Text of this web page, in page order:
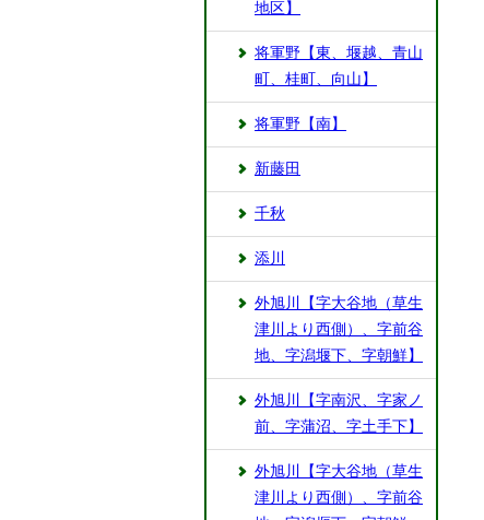
地区】
将軍野【東、堰越、青山
町、桂町、向山】
将軍野【南】
新藤田
千秋
添川
外旭川【字大谷地（草生
津川より西側）、字前谷
地、字潟堰下、字朝鮮】
外旭川【字南沢、字家ノ
前、字蒲沼、字土手下】
外旭川【字大谷地（草生
津川より西側）、字前谷